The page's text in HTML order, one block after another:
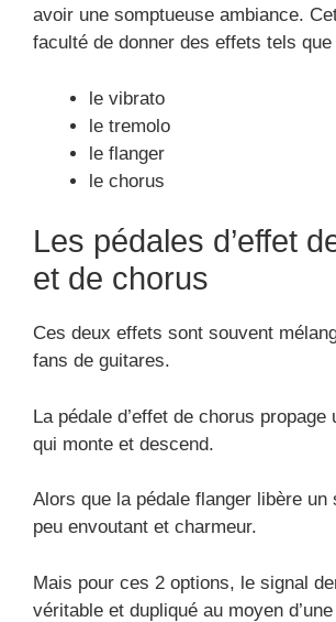
avoir une somptueuse ambiance.
faculté de donner des effets tels que
le vibrato
le tremolo
le flanger
le chorus
Les pédales d’effet
et de chorus
Ces deux effets sont souvent
fans de guitares.
La pédale d’effet de chorus propage
qui monte et descend.
Alors que la pédale flanger libère un
peu envoutant et charmeur.
Mais pour ces 2 options, le signal
véritable et dupliqué au moyen